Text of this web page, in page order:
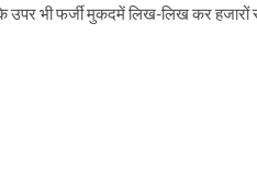
उपर भी फर्जी मुकदमें लिख-लिख कर हजारों